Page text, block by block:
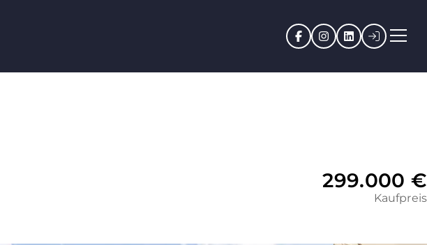
Facebook
Instagram
LinkedIn
299.000 €
Kaufpreis